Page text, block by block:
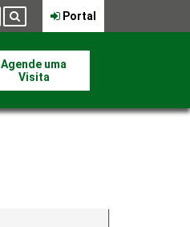
Portal
Agende uma
Visita